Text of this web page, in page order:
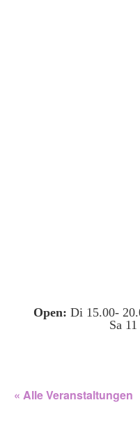
Open: Di 15.00-
Sa
« Alle Veranstaltungen